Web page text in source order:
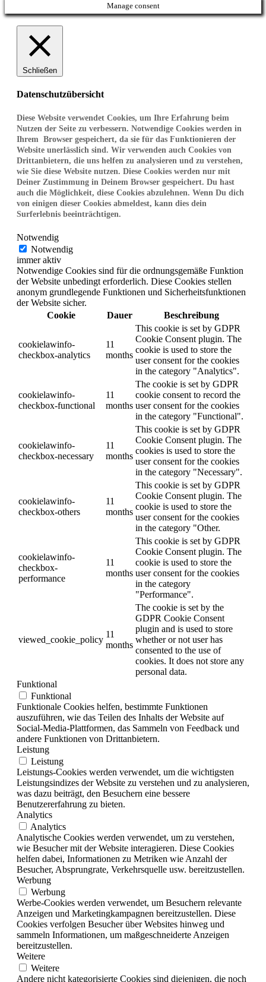
Manage consent
Schließen
Datenschutzübersicht
Diese Website verwendet Cookies, um Ihre Erfahrung beim
Nutzen der Seite zu verbessern. Notwendige Cookies werden in
Ihrem Browser gespeichert, da sie für das Funktionieren der
Website unerlässlich sind. Wir verwenden auch Cookies von
Drittanbietern, die uns helfen zu analysieren und zu verstehen,
wie Sie diese Website nutzen. Diese Cookies werden nur mit
Deiner Zustimmung in Deinem Browser gespeichert. Du hast
auch die Möglichkeit, diese Cookies abzulehnen. Wenn Du dich
von einigen dieser Cookies abmeldest, kann dies dein
Surferlebnis beeinträchtigen.
Notwendig
Notwendig
immer aktiv
Notwendige Cookies sind für die ordnungsgemäße Funktion
der Website unbedingt erforderlich. Diese Cookies stellen
anonym grundlegende Funktionen und Sicherheitsfunktionen
der Website sicher.
Cookie
Dauer Beschreibung
cookielawinfo-
checkbox-analytics
11
months
This cookie is set by GDPR
Cookie Consent plugin. The
cookie is used to store the
user consent for the cookies
in the category "Analytics".
cookielawinfo-
checkbox-functional
11
months
The cookie is set by GDPR
cookie consent to record the
user consent for the cookies
in the category "Functional".
cookielawinfo-
checkbox-necessary
11
months
This cookie is set by GDPR
Cookie Consent plugin. The
cookies is used to store the
user consent for the cookies
in the category "Necessary".
cookielawinfo-
checkbox-others
11
months
This cookie is set by GDPR
Cookie Consent plugin. The
cookie is used to store the
user consent for the cookies
in the category "Other.
cookielawinfo-
checkbox-
performance
11
months
This cookie is set by GDPR
Cookie Consent plugin. The
cookie is used to store the
user consent for the cookies
in the category
"Performance".
viewed_cookie_policy
11
months
The cookie is set by the
GDPR Cookie Consent
plugin and is used to store
whether or not user has
consented to the use of
cookies. It does not store any
personal data.
Funktional
Funktional
Funktionale Cookies helfen, bestimmte Funktionen
auszuführen, wie das Teilen des Inhalts der Website auf
Social-Media-Plattformen, das Sammeln von Feedback und
andere Funktionen von Drittanbietern.
Leistung
Leistung
Leistungs-Cookies werden verwendet, um die wichtigsten
Leistungsindizes der Website zu verstehen und zu analysieren,
was dazu beiträgt, den Besuchern eine bessere
Benutzererfahrung zu bieten.
Analytics
Analytics
Analytische Cookies werden verwendet, um zu verstehen,
wie Besucher mit der Website interagieren. Diese Cookies
helfen dabei, Informationen zu Metriken wie Anzahl der
Besucher, Absprungrate, Verkehrsquelle usw. bereitzustellen.
Werbung
Werbung
Werbe-Cookies werden verwendet, um Besuchern relevante
Anzeigen und Marketingkampagnen bereitzustellen. Diese
Cookies verfolgen Besucher über Websites hinweg und
sammeln Informationen, um maßgeschneiderte Anzeigen
bereitzustellen.
Weitere
Weitere
Andere nicht kategorisierte Cookies sind diejenigen, die noch